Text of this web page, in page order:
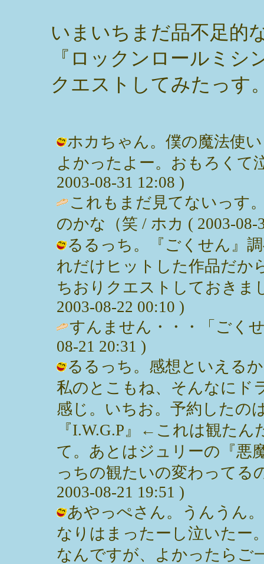
いまいちまだ品不足的
『ロックンロールミシ
クエストしてみたっす
ホカちゃん。僕の魔法使
よかったよー。おもろくて
2003-08-31 12:08 )
これもまだ見てないっす
のかな（笑 / ホカ ( 2003-08-
るるっち。『ごくせん』
れだけヒットした作品だか
ちおりクエストしておきま
2003-08-22 00:10 )
すんません・・・「ごく
08-21 20:31 )
るるっち。感想といえる
私のとこもね、そんなにド
感じ。いちお。予約したの
『I.W.G.P』←これは観た
て。あとはジュリーの『悪
っちの観たいの変わってる
2003-08-21 19:51 )
あやっぺさん。うんうん
なりはまったーし泣いたー
なんですが、よかったらご